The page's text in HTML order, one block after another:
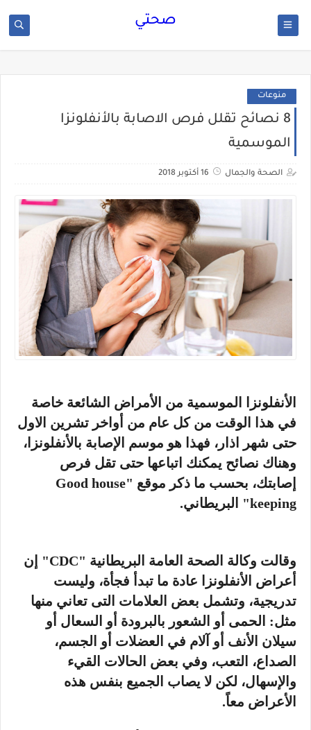
صحتي
منوعات
8 نصائح تقلل فرص الاصابة بالأنفلونزا
الموسمية
الصحة والجمال 16 أكتوبر 2018
الأنفلونزا الموسمية من الأمراض الشائعة خاصة
في هذا الوقت من كل عام من أواخر تشرين الاول
حتى شهر اذار، فهذا هو موسم الإصابة بالأنفلونزا،
وهناك نصائح يمكنك اتباعها حتى تقل فرص
إصابتك، بحسب ما ذكر موقع "Good house
keeping" البريطاني.
وقالت وكالة الصحة العامة البريطانية "CDC" إن
أعراض الأنفلونزا عادة ما تبدأ فجأة، وليست
تدريجية، وتشمل بعض العلامات التى تعاني منها
مثل: الحمى أو الشعور بالبرودة أو السعال أو
سيلان الأنف أو آلام في العضلات أو الجسم،
الصداع، التعب، وفي بعض الحالات القيء
والإسهال، لكن لا يصاب الجميع بنفس هذه
الأعراض معاً.